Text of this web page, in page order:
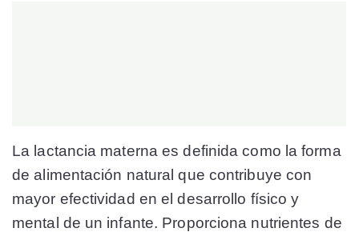
La lactancia materna es definida como la forma
de alimentación natural que contribuye con
mayor efectividad en el desarrollo físico y
mental de un infante. Proporciona nutrientes de